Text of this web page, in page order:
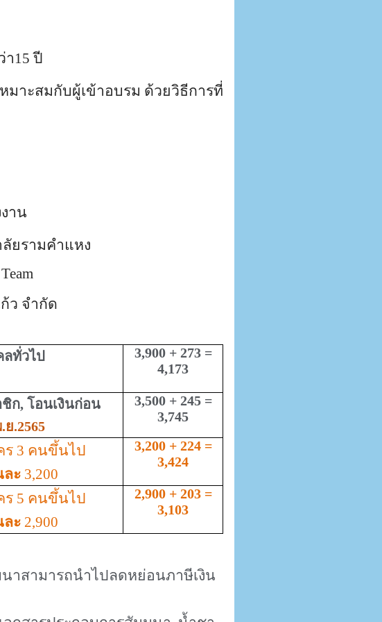
15 ปี
มาะสมกับผู้เข้าอบรม ด้วยวิธีการที่
าน
ยรามคำแหง
ว จำกัด
ทั่วไป 3,900 + 273 =
4,173
ชิก,โอนเงินก่อน
ย.2565
3,500 + 245 =
3,745
ร 3 คนขึ้นไป
ะ3,200
3,200 + 224 =
3,424
ร 5 คนขึ้นไป
ะ2,900
2,900 + 203 =
3,103
าสามารถนำไปลดหย่อนภาษีเงิน